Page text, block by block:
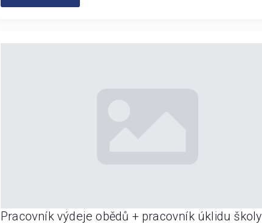
Pracovník výdeje obědů + pracovník úklidu školy